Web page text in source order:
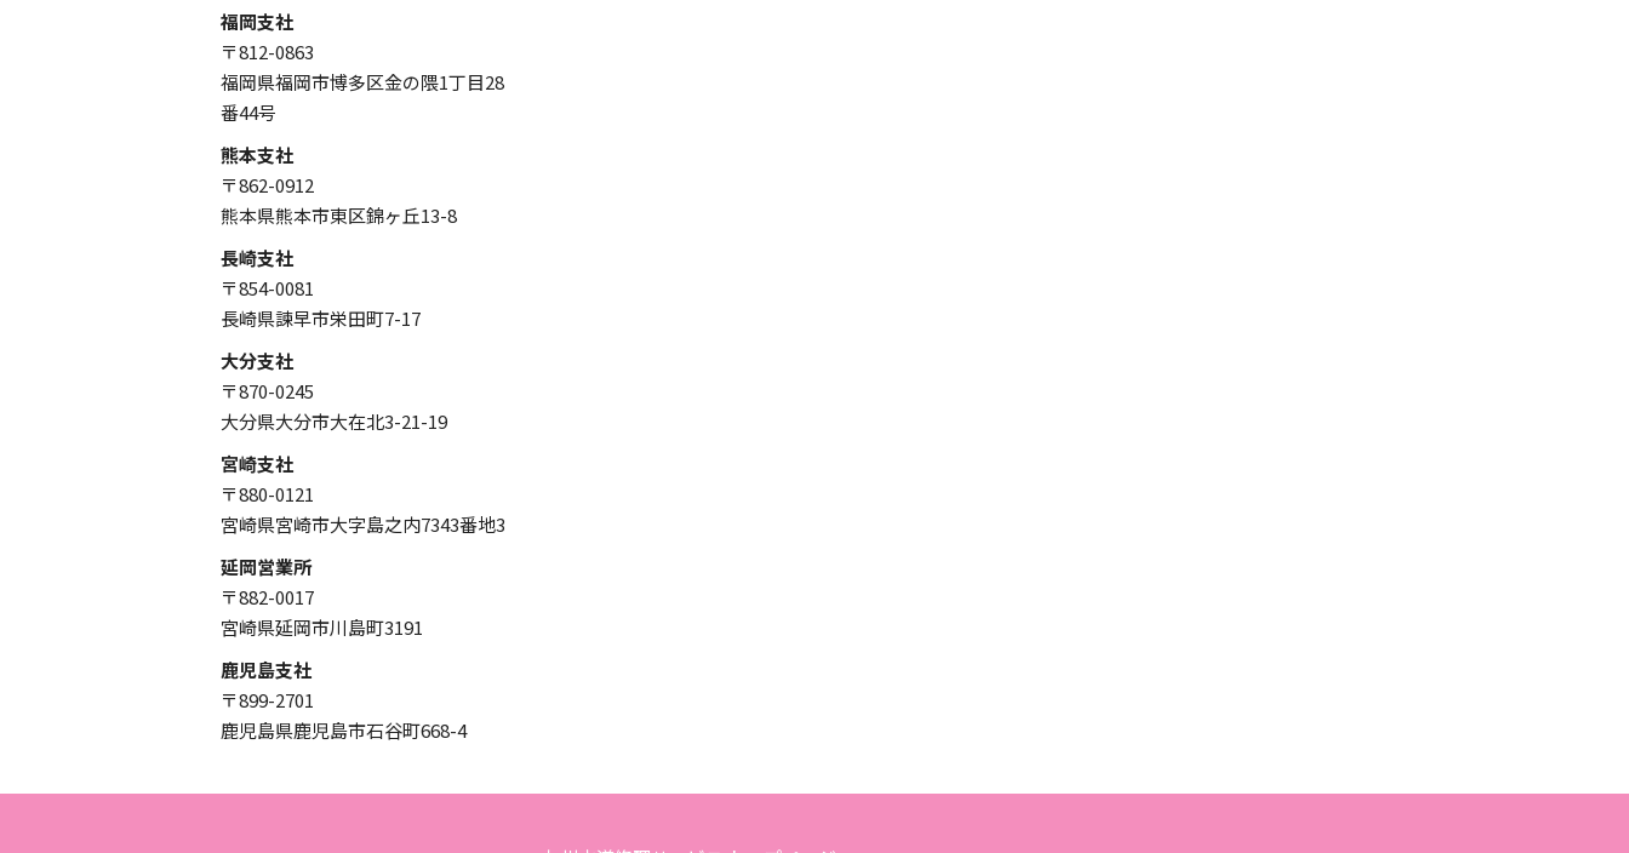
福岡支社
〒812-0863
福岡県福岡市博多区金の隈1丁目28
番44号
熊本支社
〒862-0912
熊本県熊本市東区錦ヶ丘13-8
長崎支社
〒854-0081
長崎県諫早市栄田町7-17
大分支社
〒870-0245
大分県大分市大在北3-21-19
宮崎支社
〒880-0121
宮崎県宮崎市大字島之内7343番地3
延岡営業所
〒882-0017
宮崎県延岡市川島町3191
鹿児島支社
〒899-2701
鹿児島県鹿児島市石谷町668-4